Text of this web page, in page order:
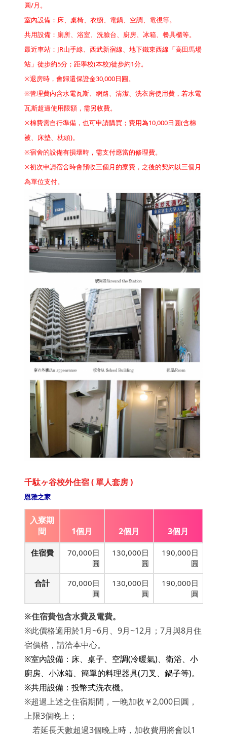
圓/月。
室內設備：床、桌椅、衣櫥、電鍋、空調、電視等。
共用設備：廁所、浴室、洗臉台、廚房、冰箱、餐具櫃等。
最近車站：JR山手線、西武新宿線、地下鐵東西線「高田馬場
站」徒步約5分；距學校(本校)徒步約1分。
※退房時，會歸還保證金30,000日圓。
※管理費內含水電瓦斯、網路、清潔、洗衣房使用費，若水電
瓦斯超過使用限額，需另收費。
※棉費需自行準備，也可申請購買；費用為10,000日圓(含棉
被、床墊、枕頭)。
※宿舍的設備有損壞時，需支付應當的修理費。
※初次申請宿舍時會預收三個月的寮費，之後的契約以三個月
為單位支付。
千駄ヶ谷校外住宿 ( 單人套房 )
恩雅之家
入寮期
間
1個月 2個月 3個月
住宿費
70,000日
圓
130,000日
圓
190,000日
圓
合計
70,000日
圓
130,000日
圓
190,000日
圓
※住宿費包含水費及電費。
※此價格適用於1月~6月、9月~12月；7月與8月住
宿價格，請洽本中心。
※室內設備：床、桌子、空調(冷暖氣)、衛浴、小
廚房、小冰箱、簡單的料理器具(刀叉、鍋子等)。
※共用設備：投幣式洗衣機。
※超過上述之住宿期間，一晚加收￥2,000日圓，
上限3個晚上；
若延長天數超過3個晚上時，加收費用將會以1